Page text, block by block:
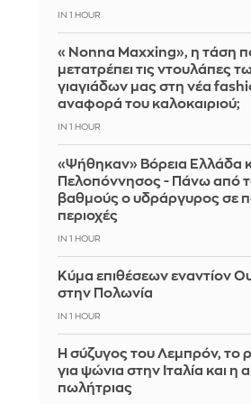
IN 1 HOUR
«Nonna Maxxing», η τάση
μετατρέπει τις ντουλάπες
γιαγιάδων μας στη νέα
αναφορά του καλοκαιριού;
IN 1 HOUR
«Ψήθηκαν» Βόρεια Ελλάδα
Πελοπόννησος - Πάνω από
βαθμούς ο υδράργυρος σε
περιοχές
IN 1 HOUR
Κύμα επιθέσεων εναντίον
στην Πολωνία
IN 1 HOUR
Η σύζυγος του Λεμπρόν, το
για ψώνια στην Ιταλία και η
πωλήτριας